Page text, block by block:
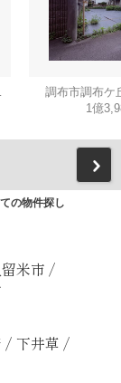
調布市調布
1億
の物件探し
米市 /
/ 下井草 /